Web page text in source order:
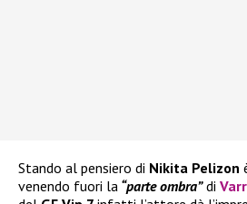
Stando al pensiero di Nikita Pelizon
venendo fuori la “parte ombra”di